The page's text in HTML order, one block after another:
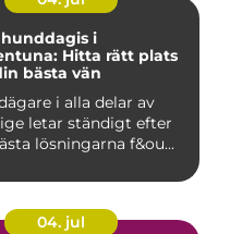
i
Hitta rätt plats
bästa vän
i alla delar av
letar ständigt efter
lösningarna f&ou...
04. jul